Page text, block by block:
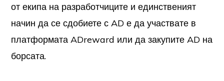
от екипа на разработчиците и единственият
начин да се сдобиете с AD е да участвате в
платформата ADreward или да закупите AD на
борсата.